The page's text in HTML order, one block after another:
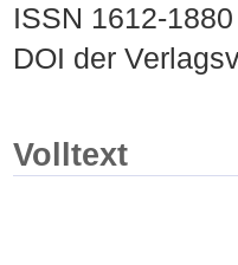
ISSN 1612-1880
DOI der
Volltext